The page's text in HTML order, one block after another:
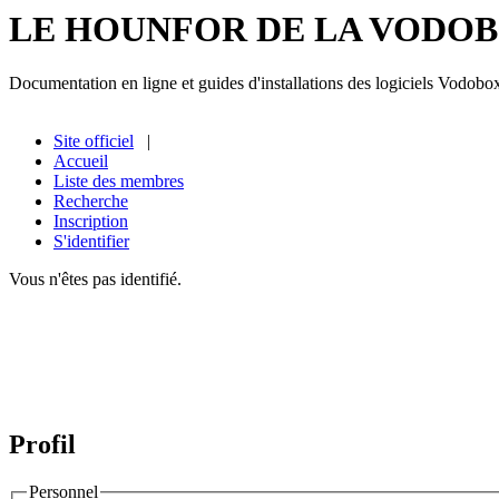
LE HOUNFOR DE LA
Documentation en ligne et guides d'installations des logiciels
Site officiel |
Accueil
Liste des membres
Recherche
Inscription
S'identifier
Vous n'êtes pas identifié.
Profil
Personnel